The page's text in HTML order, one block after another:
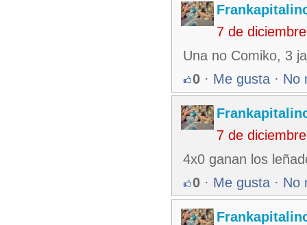
7 de
Una no Comiko, 3
0 · Me gusta · No
7 de
4x0 ganan los
0 · Me gusta · No